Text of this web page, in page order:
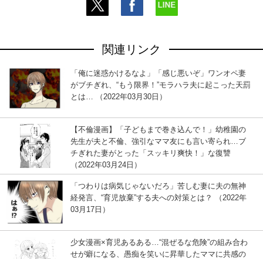
関連リンク
「俺に迷惑かけるなよ」「感じ悪いぞ」ワンオペ妻
がブチぎれ、“もう限界！”モラハラ夫に起こった天罰
とは… （2022年03月30日）
【不倫漫画】「子どもまで巻き込んで！」幼稚園の
先生が夫と不倫、強引なママ友にも言い寄られ…ブ
チぎれた妻がとった「スッキリ爽快！」な復讐
（2022年03月24日）
「つわりは病気じゃないだろ」苦しむ妻に夫の無神
経発言、“育児放棄”する夫への対策とは？ （2022年
03月17日）
少女漫画×育児あるある…“混ぜるな危険”の組み合わ
せが癖になる、愚痴を笑いに昇華したママに共感の